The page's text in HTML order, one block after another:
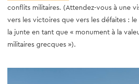
conflits militaires. (Attendez-vous à une
vers les victoires que vers les défaites :
la junte en tant que « monument à la
militaires grecques »).